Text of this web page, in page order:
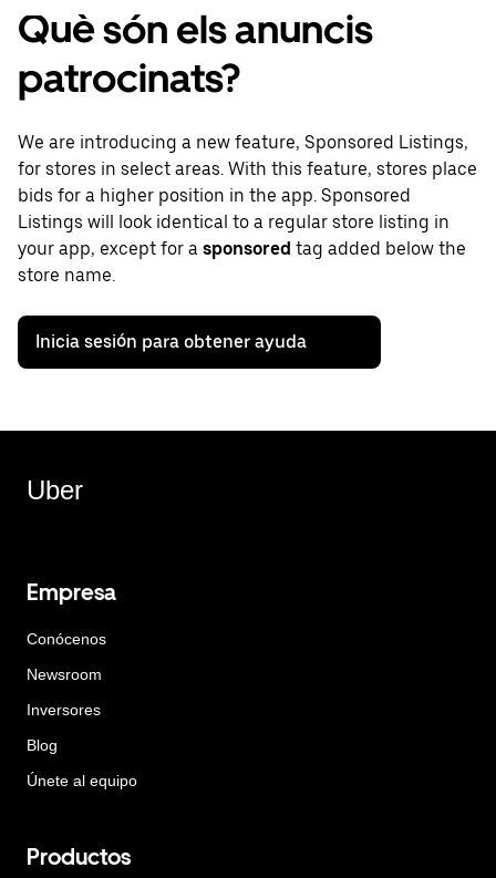
Què són els anuncis
patrocinats?
We are introducing a new feature, Sponsored Listings,
for stores in select areas. With this feature, stores place
bids for a higher position in the app. Sponsored
Listings will look identical to a regular store listing in
your app, except for a sponsored tag added below the
store name.
Inicia sesión para obtener ayuda
Uber
Empresa
Conócenos
Newsroom
Inversores
Blog
Únete al equipo
Productos